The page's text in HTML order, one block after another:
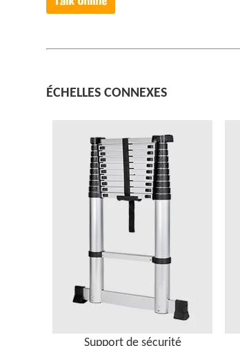
ÉCHELLES CONNEXES
Support de sécurité